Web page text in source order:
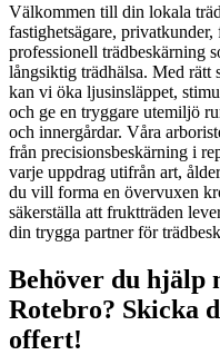
Välkommen till din lokala
fastighetsägare,
professionell trädbeskärning
långsiktig trädhälsa. Med
kan vi öka ljusinsläppet,
och ge en tryggare utemiljö
och innergårdar. Våra
från precisionsbeskärning i
varje uppdrag utifrån art,
du vill forma en övervuxen
säkerställa att fruktträden
din trygga partner för
Behöver du hjälp
Rotebro? Skicka
offert!